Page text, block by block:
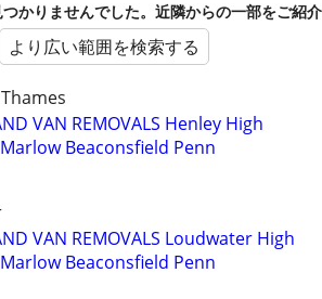
かりませんでした。近隣からの一部をご紹介
より広い範囲を検索する
VAN REMOVALS Henley High
Beaconsfield Penn
VAN REMOVALS Loudwater High
Beaconsfield Penn